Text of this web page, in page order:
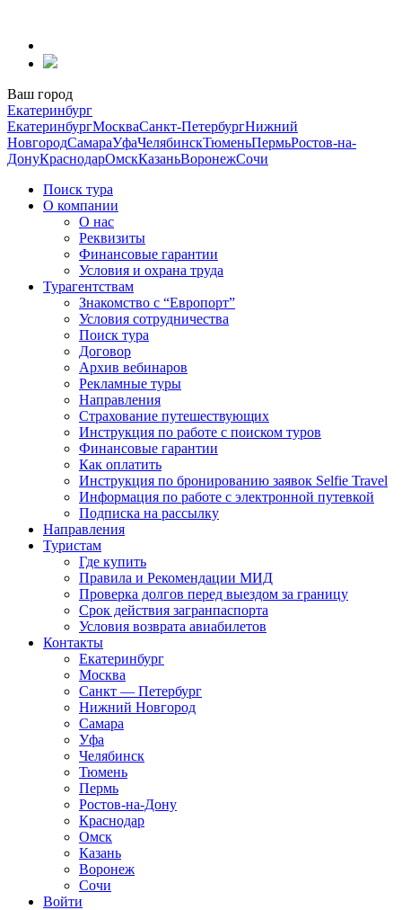
содержанию
Ваш город
Екатеринбург
ЕкатеринбургМоскваСанкт-ПетербургНижний
НовгородСамараУфаЧелябинскТюменьПермьРостов-на-
ДонуКраснодарОмскКазаньВоронежСочи
Поиск тура
О компании
О нас
Реквизиты
Финансовые гарантии
Условия и охрана труда
Турагентствам
Знакомство с “Европорт”
Условия сотрудничества
Поиск тура
Договор
Архив вебинаров
Рекламные туры
Направления
Страхование путешествующих
Инструкция по работе с поиском туров
Финансовые гарантии
Как оплатить
Инструкция по бронированию заявок Selfie Travel
Информация по работе с электронной путевкой
Подписка на рассылку
Направления
Туристам
Где купить
Правила и Рекомендации МИД
Проверка долгов перед выездом за границу
Срок действия загранпаспорта
Условия возврата авиабилетов
Контакты
Екатеринбург
Москва
Санкт — Петербург
Нижний Новгород
Самара
Уфа
Челябинск
Тюмень
Пермь
Ростов-на-Дону
Краснодар
Омск
Казань
Воронеж
Сочи
Войти